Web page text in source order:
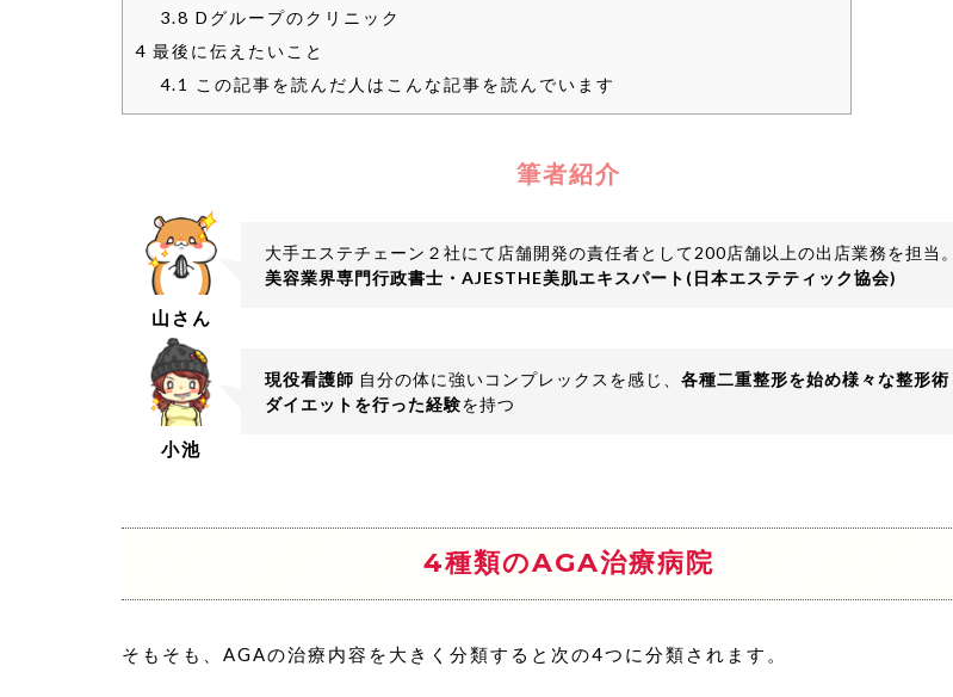
3.8 Dグループのクリニック
4 最後に伝えたいこと
4.1
この記事を読んだ人はこんな記事を読んでいます
筆者紹介
山さん
大手エステチェーン２社にて店舗開発の責任者として200店舗以上の出店業務を担当。
美容業界専門行政書士・AJESTHE美肌エキスパート(日本エステティック協会)
小池
現役看護師 自分の体に強いコンプレックスを感じ、 各種二重整形を始め様々な整形術
ダイエットを行った経験を持つ
4種類のAGA治療病院
そもそも、AGAの治療内容を大きく分類すると次の4つに分類されます。